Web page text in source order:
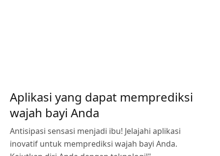
Aplikasi yang dapat memprediksi
wajah bayi Anda
Antisipasi sensasi menjadi ibu! Jelajahi aplikasi
inovatif untuk memprediksi wajah bayi Anda.